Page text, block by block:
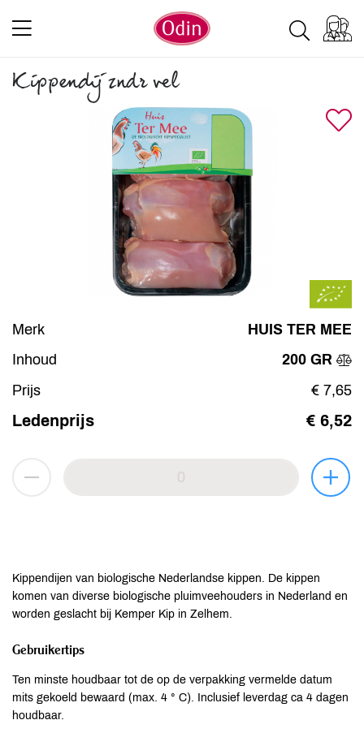
Kippendij zndr vel
Merk
HUIS TER MEE
Inhoud
200 GR
Prijs
€ 7,65
Ledenprijs € 6,52
Kippendijen van biologische Nederlandse kippen. De kippen
komen van diverse biologische pluimveehouders in Nederland en
worden geslacht bij Kemper Kip in Zelhem.
Gebruikertips
Ten minste houdbaar tot de op de verpakking vermelde datum
mits gekoeld bewaard (max. 4 ° C). Inclusief leverdag ca 4 dagen
houdbaar.